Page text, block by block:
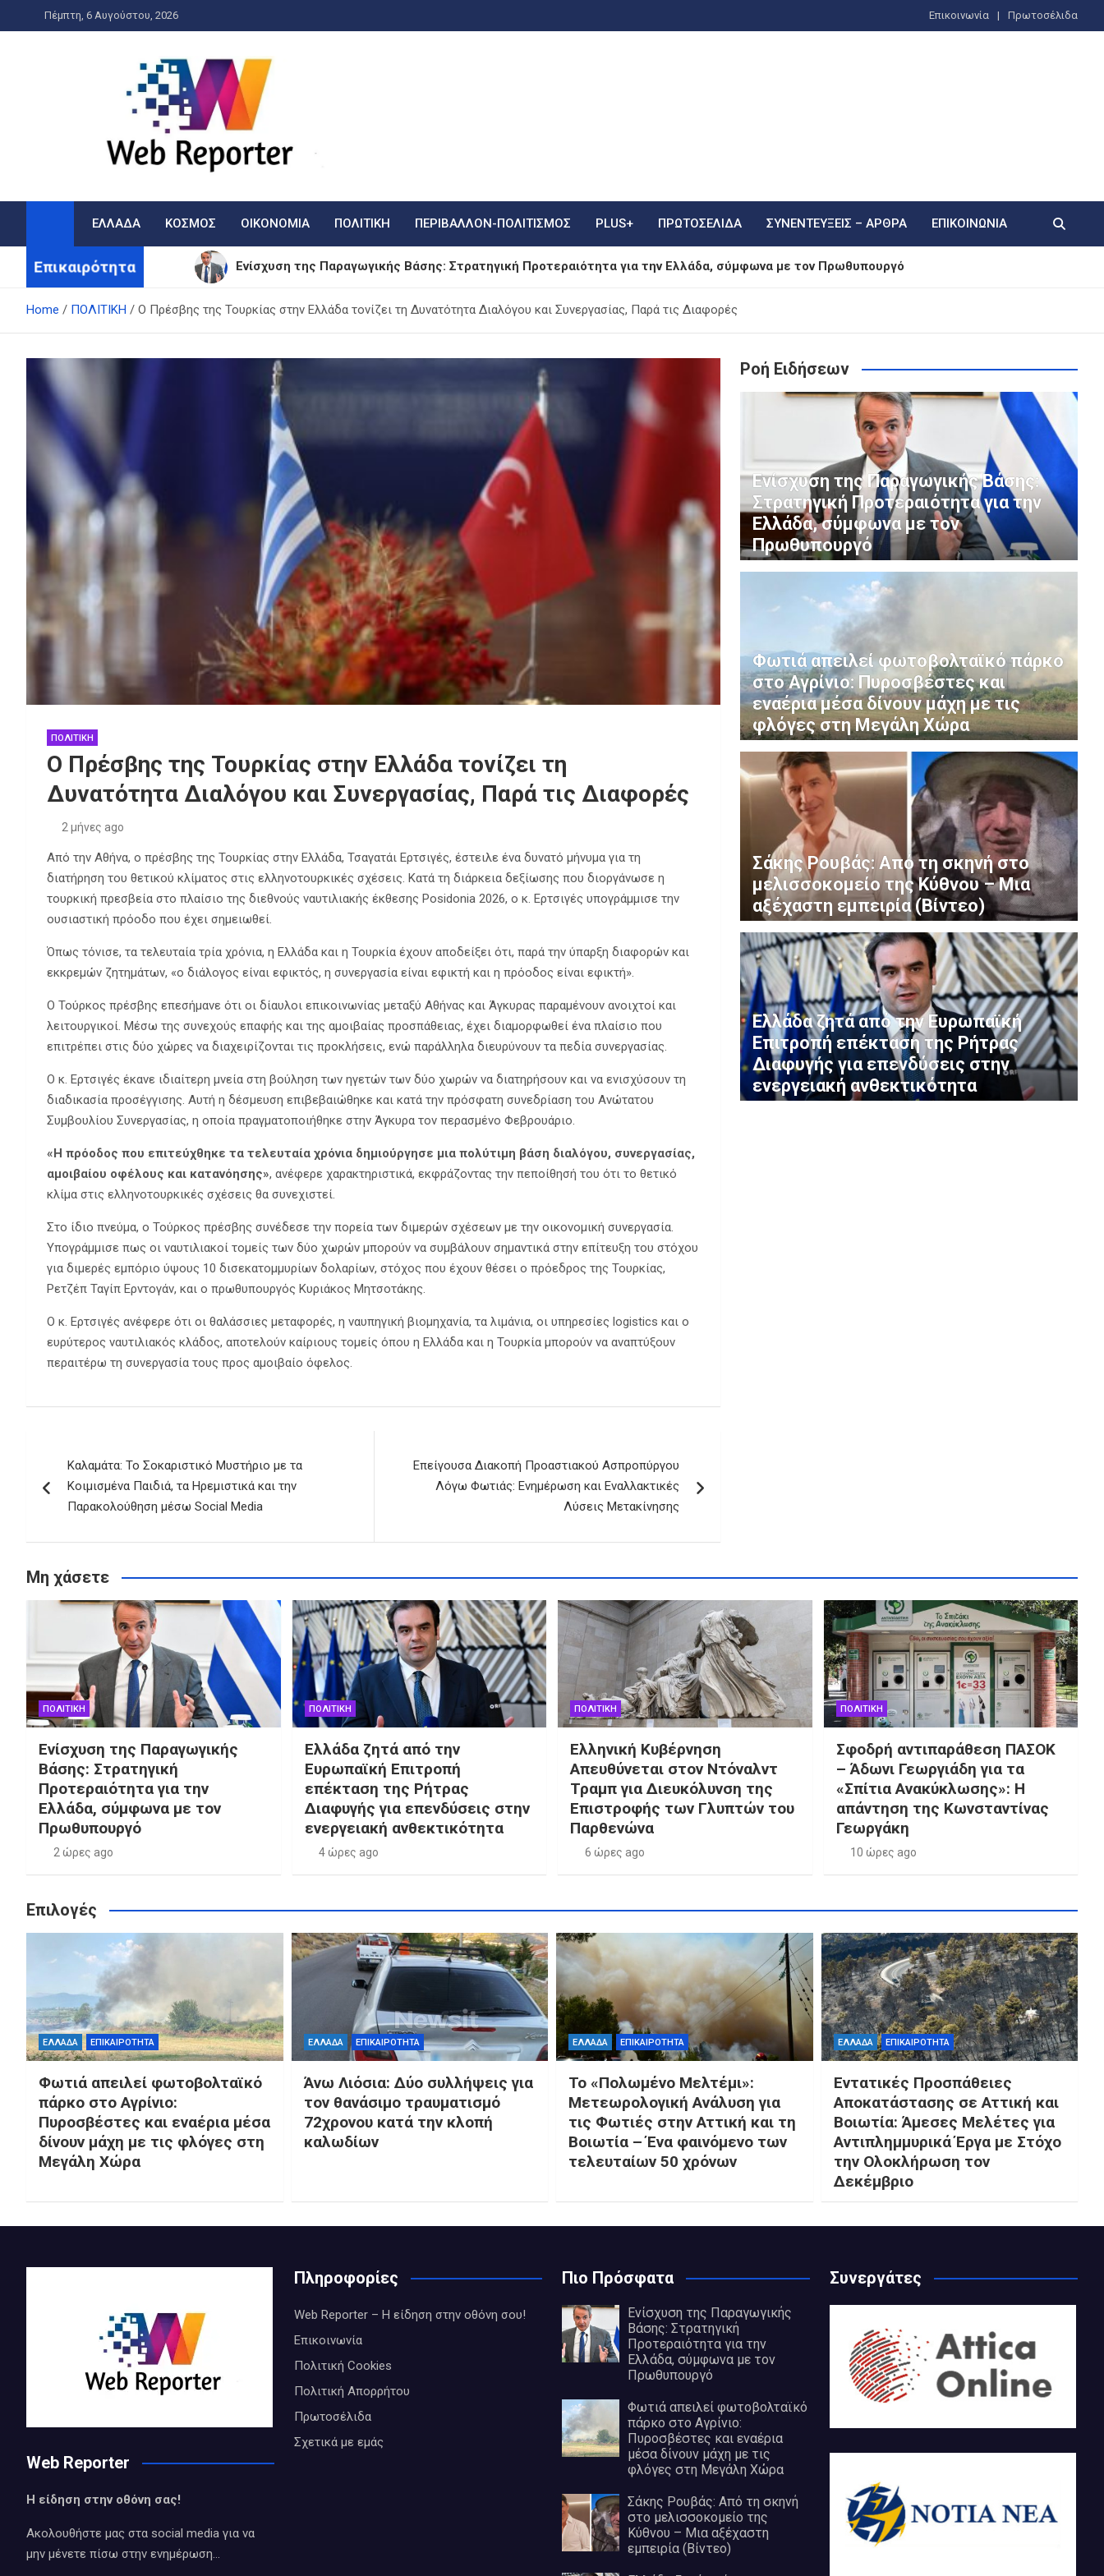
to
Πέμπτη, 6 Αυγούστου, 2026 Επικοινωνία Πρωτοσέλιδα
WebReporter
ΕΛΛΑΔΑ ΚΟΣΜΟΣ ΟΙΚΟΝΟΜΙΑ ΠΟΛΙΤΙΚΗ ΠΕΡΙΒΑΛΛΟΝ-ΠΟΛΙΤΙΣΜΟΣ PLUS+ ΠΡΩΤΟΣΈΛΙΔΑ ΣΥΝΕΝΤΕΎΞΕΙΣ – ΆΡΘΡΑ ΕΠΙΚΟΙΝΩΝΊΑ
Επικαιρότητα Ενίσχυση της Παραγωγικής Βάσης: Στρατηγική Προτεραιότητα για την Ελλάδα, σύμφωνα με τον Πρωθυπουργό
Φωτιά απειλεί φωτοβολταϊκό πάρκο στο Αγρίνιο: Πυροσβέστες και εναέρια μέσα δίνουν μάχη με τις φλόγες στη Μεγάλη Χώρα
Ελλάδα ζητά από την Ευρωπαϊκή Επιτροπή επέκταση της Ρήτρας Διαφυγής για επενδύσεις στην ενεργειακή ανθεκτικότητα
Άνω Λιόσια: Δύο συλλήψεις για τον θανάσιμο τραυματισμό 72χρονου κατά την κλοπή καλωδίων
Home ΠΟΛΙΤΙΚΗ Ο Πρέσβης της Τουρκίας στην Ελλάδα τονίζει τη Δυνατότητα Διαλόγου και Συνεργασίας, Παρά τις Διαφορές
ΠΟΛΙΤΙΚΗ
Ο Πρέσβης της Τουρκίας στην Ελλάδα τονίζει τη
Δυνατότητα Διαλόγου και Συνεργασίας, Παρά τις Διαφορές
2 μήνες ago
Από την Αθήνα, ο πρέσβης της Τουρκίας στην Ελλάδα, Τσαγατάι Ερτσιγές, έστειλε ένα δυνατό μήνυμα για τη
διατήρηση του θετικού κλίματος στις ελληνοτουρκικές σχέσεις. Κατά τη διάρκεια δεξίωσης που διοργάνωσε η
τουρκική πρεσβεία στο πλαίσιο της διεθνούς ναυτιλιακής έκθεσης Posidonia 2026, ο κ. Ερτσιγές υπογράμμισε την
ουσιαστική πρόοδο που έχει σημειωθεί.
Όπως τόνισε, τα τελευταία τρία χρόνια, η Ελλάδα και η Τουρκία έχουν αποδείξει ότι, παρά την ύπαρξη διαφορών και
εκκρεμών ζητημάτων, «ο διάλογος είναι εφικτός, η συνεργασία είναι εφικτή και η πρόοδος είναι εφικτή».
Ο Τούρκος πρέσβης επεσήμανε ότι οι δίαυλοι επικοινωνίας μεταξύ Αθήνας και Άγκυρας παραμένουν ανοιχτοί και
λειτουργικοί. Μέσω της συνεχούς επαφής και της αμοιβαίας προσπάθειας, έχει διαμορφωθεί ένα πλαίσιο που
επιτρέπει στις δύο χώρες να διαχειρίζονται τις προκλήσεις, ενώ παράλληλα διευρύνουν τα πεδία συνεργασίας.
Ο κ. Ερτσιγές έκανε ιδιαίτερη μνεία στη βούληση των ηγετών των δύο χωρών να διατηρήσουν και να ενισχύσουν τη
διαδικασία προσέγγισης. Αυτή η δέσμευση επιβεβαιώθηκε και κατά την πρόσφατη συνεδρίαση του Ανώτατου
Συμβουλίου Συνεργασίας, η οποία πραγματοποιήθηκε στην Άγκυρα τον περασμένο Φεβρουάριο.
«Η πρόοδος που επιτεύχθηκε τα τελευταία χρόνια δημιούργησε μια πολύτιμη βάση διαλόγου, συνεργασίας,
αμοιβαίου οφέλους και κατανόησης», ανέφερε χαρακτηριστικά, εκφράζοντας την πεποίθησή του ότι το θετικό
κλίμα στις ελληνοτουρκικές σχέσεις θα συνεχιστεί.
Στο ίδιο πνεύμα, ο Τούρκος πρέσβης συνέδεσε την πορεία των διμερών σχέσεων με την οικονομική συνεργασία.
Υπογράμμισε πως οι ναυτιλιακοί τομείς των δύο χωρών μπορούν να συμβάλουν σημαντικά στην επίτευξη του στόχου
για διμερές εμπόριο ύψους 10 δισεκατομμυρίων δολαρίων, στόχος που έχουν θέσει ο πρόεδρος της Τουρκίας,
Ρετζέπ Ταγίπ Ερντογάν, και ο πρωθυπουργός Κυριάκος Μητσοτάκης.
Ο κ. Ερτσιγές ανέφερε ότι οι θαλάσσιες μεταφορές, η ναυπηγική βιομηχανία, τα λιμάνια, οι υπηρεσίες logistics και ο
ευρύτερος ναυτιλιακός κλάδος, αποτελούν καίριους τομείς όπου η Ελλάδα και η Τουρκία μπορούν να αναπτύξουν
περαιτέρω τη συνεργασία τους προς αμοιβαίο όφελος.
άρθρων
Καλαμάτα: Το Σοκαριστικό Μυστήριο με τα
Κοιμισμένα Παιδιά, τα Ηρεμιστικά και την
Παρακολούθηση μέσω Social Media
Επείγουσα Διακοπή Προαστιακού Ασπροπύργου
Λόγω Φωτιάς: Ενημέρωση και Εναλλακτικές
Λύσεις Μετακίνησης
Ροή Ειδήσεων
Ενίσχυση της Παραγωγικής Βάσης:
Στρατηγική Προτεραιότητα για την
Ελλάδα, σύμφωνα με τον
Πρωθυπουργό
Φωτιά απειλεί φωτοβολταϊκό πάρκο
στο Αγρίνιο: Πυροσβέστες και
εναέρια μέσα δίνουν μάχη με τις
φλόγες στη Μεγάλη Χώρα
Σάκης Ρουβάς: Από τη σκηνή στο
μελισσοκομείο της Κύθνου – Μια
αξέχαστη εμπειρία (Βίντεο)
Ελλάδα ζητά από την Ευρωπαϊκή
Επιτροπή επέκταση της Ρήτρας
Διαφυγής για επενδύσεις στην
ενεργειακή ανθεκτικότητα
Μη χάσετε
ΠΟΛΙΤΙΚΗ
Ενίσχυση της Παραγωγικής
Βάσης: Στρατηγική
Προτεραιότητα για την
Ελλάδα, σύμφωνα με τον
Πρωθυπουργό
2 ώρες ago
ΠΟΛΙΤΙΚΗ
Ελλάδα ζητά από την
Ευρωπαϊκή Επιτροπή
επέκταση της Ρήτρας
Διαφυγής για επενδύσεις στην
ενεργειακή ανθεκτικότητα
4 ώρες ago
ΠΟΛΙΤΙΚΗ
Ελληνική Κυβέρνηση
Απευθύνεται στον Ντόναλντ
Τραμπ για Διευκόλυνση της
Επιστροφής των Γλυπτών του
Παρθενώνα
6 ώρες ago
ΠΟΛΙΤΙΚΗ
Σφοδρή αντιπαράθεση ΠΑΣΟΚ
– Άδωνι Γεωργιάδη για τα
«Σπίτια Ανακύκλωσης»: Η
απάντηση της Κωνσταντίνας
Γεωργάκη
10 ώρες ago
Επιλογές
ΕΛΛΑΔΑ ΕΠΙΚΑΙΡΟΤΗΤΑ
Φωτιά απειλεί φωτοβολταϊκό
πάρκο στο Αγρίνιο:
Πυροσβέστες και εναέρια μέσα
δίνουν μάχη με τις φλόγες στη
Μεγάλη Χώρα
ΕΛΛΑΔΑ ΕΠΙΚΑΙΡΟΤΗΤΑ
Άνω Λιόσια: Δύο συλλήψεις για
τον θανάσιμο τραυματισμό
72χρονου κατά την κλοπή
καλωδίων
ΕΛΛΑΔΑ ΕΠΙΚΑΙΡΟΤΗΤΑ
Το «Πολωμένο Μελτέμι»:
Μετεωρολογική Ανάλυση για
τις Φωτιές στην Αττική και τη
Βοιωτία – Ένα φαινόμενο των
τελευταίων 50 χρόνων
ΕΛΛΑΔΑ ΕΠΙΚΑΙΡΟΤΗΤΑ
Εντατικές Προσπάθειες
Αποκατάστασης σε Αττική και
Βοιωτία: Άμεσες Μελέτες για
Αντιπλημμυρικά Έργα με Στόχο
την Ολοκλήρωση τον
Δεκέμβριο
Web Reporter
Η είδηση στην οθόνη σας!
Ακολουθήστε μας στα social media για να
μην μένετε πίσω στην ενημέρωση…
Πληροφορίες
Web Reporter – Η είδηση στην οθόνη σου!
Επικοινωνία
Πολιτική Cookies
Πολιτική Απορρήτου
Πρωτοσέλιδα
Σχετικά με εμάς
Πιο Πρόσφατα
Ενίσχυση της Παραγωγικής
Βάσης: Στρατηγική
Προτεραιότητα για την
Ελλάδα, σύμφωνα με τον
Πρωθυπουργό
Φωτιά απειλεί φωτοβολταϊκό
πάρκο στο Αγρίνιο:
Πυροσβέστες και εναέρια
μέσα δίνουν μάχη με τις
φλόγες στη Μεγάλη Χώρα
Σάκης Ρουβάς: Από τη σκηνή
στο μελισσοκομείο της
Κύθνου – Μια αξέχαστη
εμπειρία (Βίντεο)
Συνεργάτες